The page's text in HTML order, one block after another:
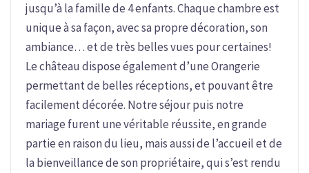
jusqu’à la famille de 4 enfants. Chaque chambre est
unique à sa façon, avec sa propre décoration, son
ambiance… et de très belles vues pour certaines!
Le château dispose également d’une Orangerie
permettant de belles réceptions, et pouvant être
facilement décorée. Notre séjour puis notre
mariage furent une véritable réussite, en grande
partie en raison du lieu, mais aussi de l’accueil et de
la bienveillance de son propriétaire, qui s’est rendu